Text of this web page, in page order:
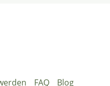
FAQ Blog